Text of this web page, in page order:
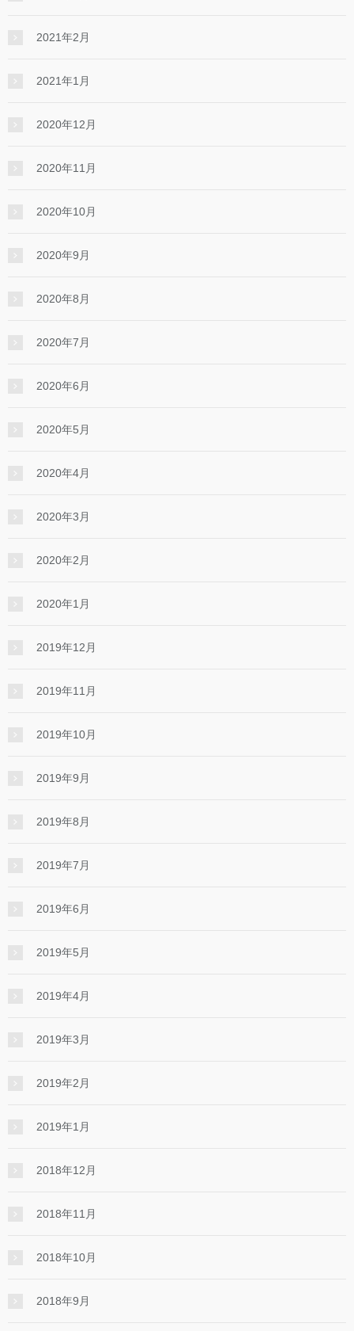
2021年2月
2021年1月
2020年12月
2020年11月
2020年10月
2020年9月
2020年8月
2020年7月
2020年6月
2020年5月
2020年4月
2020年3月
2020年2月
2020年1月
2019年12月
2019年11月
2019年10月
2019年9月
2019年8月
2019年7月
2019年6月
2019年5月
2019年4月
2019年3月
2019年2月
2019年1月
2018年12月
2018年11月
2018年10月
2018年9月